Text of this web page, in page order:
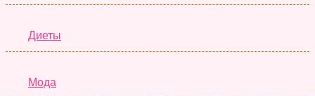
Диеты
Мода